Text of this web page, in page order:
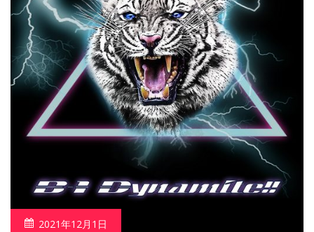
2021年12月1日